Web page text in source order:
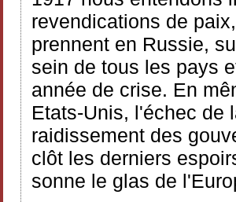
revendications de
prennent en Russie,
sein de tous les pays
année de crise. En
Etats-Unis, l'échec de
raidissement des
clôt les derniers
sonne le glas de